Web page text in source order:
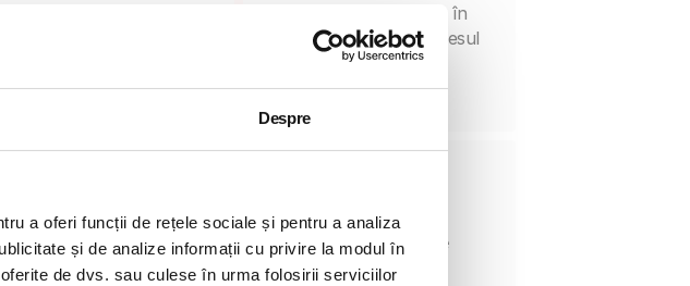
Despre
a oferi funcții de rețele sociale și pentru a analiza
și de analize informații cu privire la modul în
de dvs. sau culese în urma folosirii serviciilor
consolă.
se reînnoiesc automat în
fundal, menținând accesul
fără întreruperi.
LDAP și
Portal universal de
autentificare